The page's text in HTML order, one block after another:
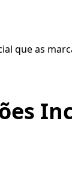
que as